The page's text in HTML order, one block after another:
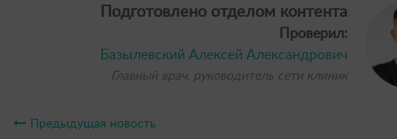
Подготовлено отделом контента
Проверил:
Базылевский Алексей Александрович
Главный врач, руководитель сети клиник
Предыдущая новость